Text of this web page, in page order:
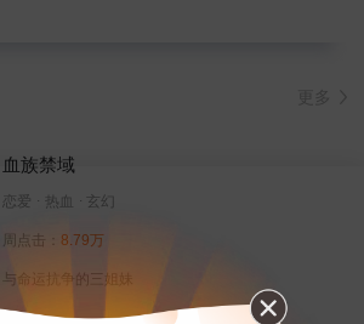
血族禁域
恋爱 热血 玄幻
周点击： 8.79万
与命运抗争的三姐妹